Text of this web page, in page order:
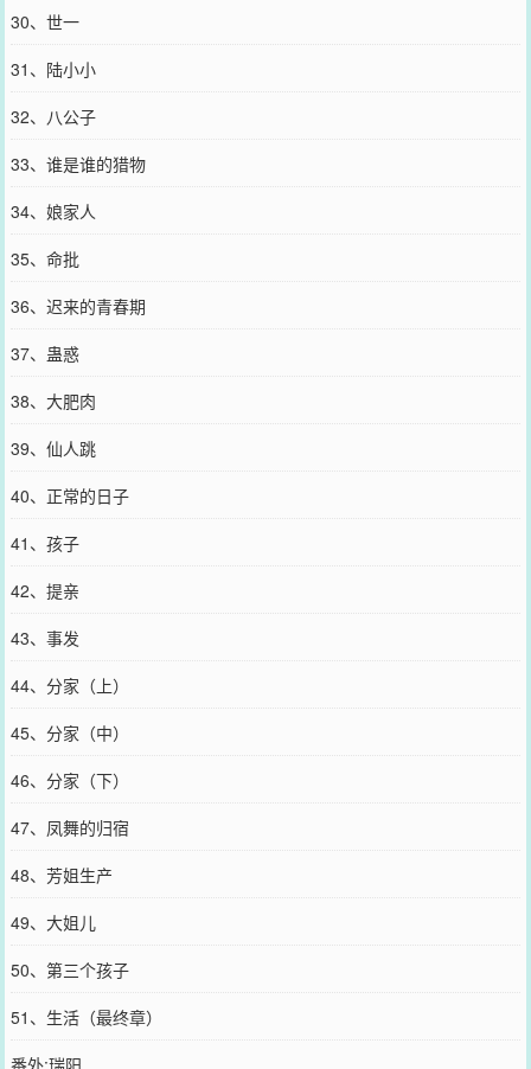
30、世一
31、陆小小
32、八公子
33、谁是谁的猎物
34、娘家人
35、命批
36、迟来的青春期
37、蛊惑
38、大肥肉
39、仙人跳
40、正常的日子
41、孩子
42、提亲
43、事发
44、分家（上）
45、分家（中）
46、分家（下）
47、凤舞的归宿
48、芳姐生产
49、大姐儿
50、第三个孩子
51、生活（最终章）
番外:瑞阳